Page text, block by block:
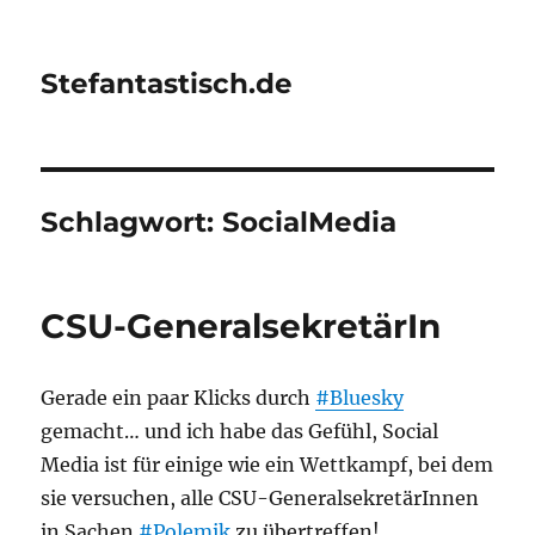
Stefantastisch.de
Schlagwort:SocialMedia
CSU-GeneralsekretärIn
Gerade ein paar Klicks durch #Bluesky
gemacht… und ich habe das Gefühl, Social
Media ist für einige wie ein Wettkampf, bei dem
sie versuchen, alle CSU-GeneralsekretärInnen